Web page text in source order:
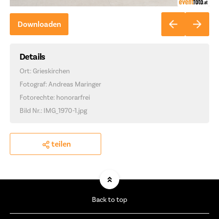
Downloaden
Details
Ort: Grieskirchen
Fotograf: Andreas Maringer
Fotorechte: honorarfrei
Bild Nr.: IMG_1970-1.jpg
teilen
Back to top